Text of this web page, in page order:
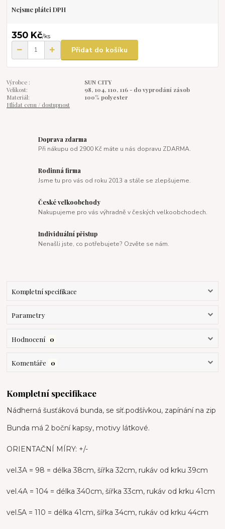
Nejsme plátci DPH
350 Kč/ks
Přidat do košíku
Výrobce :
SUN CITY
Velikost:
98, 104, 110, 116 - do vyprodání zásob
Materiál:
100% polyester
Hlídat cenu / dostupnost
Doprava zdarma
Při nákupu od 2900 Kč máte u nás dopravu ZDARMA.
Rodinná firma
Jsme tu pro vás od roku 2013 a stále se zlepšujeme.
České velkoobchody
Nakupujeme pro vás výhradně v českých velkoobchodech.
Individuální přistup
Nenašli jste, co potřebujete? Ozvěte se nám.
Kompletní specifikace
Parametry
Hodnocení 0
Komentáře 0
Kompletní specifikace
Nádherná šusťáková bunda, se síť.podšívkou, zapínání na zip
Bunda má 2 boční kapsy, motivy látkové.
ORIENTAČNÍ MÍRY: +/-
vel.3A = 98 = délka 38cm, šířka 32cm, rukáv od krku 39cm
vel.4A = 104 = délka 340cm, šířka 33cm, rukáv od krku 41cm
vel.5A = 110 = délka 41cm, šířka 34cm, rukáv od krku 44cm